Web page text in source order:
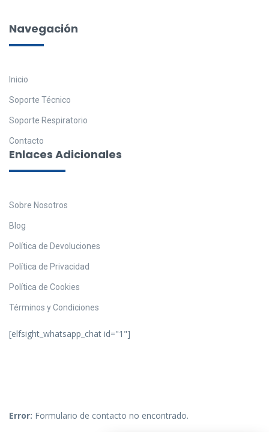
Navegación
Inicio
Soporte Técnico
Soporte Respiratorio
Contacto
Enlaces Adicionales
Sobre Nosotros
Blog
Política de Devoluciones
Política de Privacidad
Política de Cookies
Términos y Condiciones
[elfsight_whatsapp_chat id="1"]
Error: Formulario de contacto no encontrado.